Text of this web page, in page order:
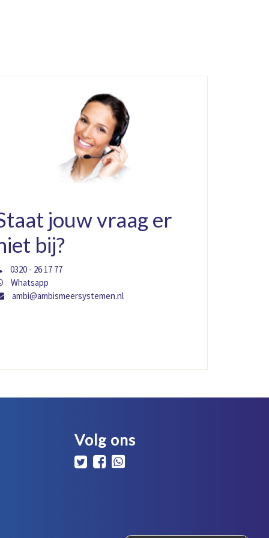
jouw vraag er
bij?
0320 - 26 17 77
Whatsapp
ambi@ambismeersystemen.nl
Volg ons